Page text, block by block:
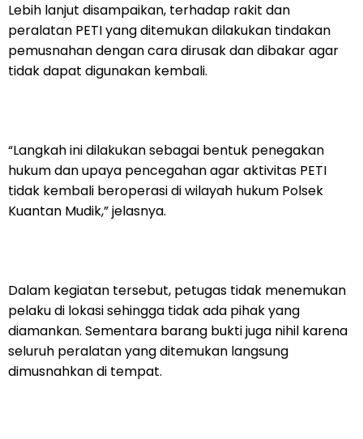
Lebih lanjut disampaikan, terhadap rakit dan
peralatan PETI yang ditemukan dilakukan tindakan
pemusnahan dengan cara dirusak dan dibakar agar
tidak dapat digunakan kembali.
“Langkah ini dilakukan sebagai bentuk penegakan
hukum dan upaya pencegahan agar aktivitas PETI
tidak kembali beroperasi di wilayah hukum Polsek
Kuantan Mudik,” jelasnya.
Dalam kegiatan tersebut, petugas tidak menemukan
pelaku di lokasi sehingga tidak ada pihak yang
diamankan. Sementara barang bukti juga nihil karena
seluruh peralatan yang ditemukan langsung
dimusnahkan di tempat.